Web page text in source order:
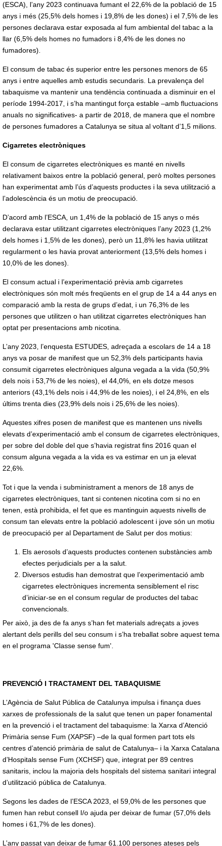
(ESCA), l’any 2023 continuava fumant el 22,6% de la població de 15
anys i més (25,5% dels homes i 19,8% de les dones) i el 7,5% de les
persones declarava estar exposada al fum ambiental del tabac a la
llar (6,5% dels homes no fumadors i 8,4% de les dones no
fumadores).
El consum de tabac és superior entre les persones menors de 65
anys i entre aquelles amb estudis secundaris. La prevalença del
tabaquisme va mantenir una tendència continuada a disminuir en el
període 1994-2017, i s’ha mantingut força estable –amb fluctuacions
anuals no significatives- a partir de 2018, de manera que el nombre
de persones fumadores a Catalunya se situa al voltant d’1,5 milions.
Cigarretes electròniques
El consum de cigarretes electròniques es manté en nivells
relativament baixos entre la població general, però moltes persones
han experimentat amb l’ús d’aquests productes i la seva utilització a
l’adolescència és un motiu de preocupació.
D’acord amb l’ESCA, un 1,4% de la població de 15 anys o més
declarava estar utilitzant cigarretes electròniques l’any 2023 (1,2%
dels homes i 1,5% de les dones), però un 11,8% les havia utilitzat
regularment o les havia provat anteriorment (13,5% dels homes i
10,0% de les dones).
El consum actual i l’experimentació prèvia amb cigarretes
electròniques són molt més freqüents en el grup de 14 a 44 anys en
comparació amb la resta de grups d’edat, i un 76,3% de les
persones que utilitzen o han utilitzat cigarretes electròniques han
optat per presentacions amb nicotina.
L’any 2023, l’enquesta ESTUDES, adreçada a escolars de 14 a 18
anys va posar de manifest que un 52,3% dels participants havia
consumit cigarretes electròniques alguna vegada a la vida (50,9%
dels nois i 53,7% de les noies), el 44,0%, en els dotze mesos
anteriors (43,1% dels nois i 44,9% de les noies), i el 24,8%, en els
últims trenta dies (23,9% dels nois i 25,6% de les noies).
Aquestes xifres posen de manifest que es mantenen uns nivells
elevats d’experimentació amb el consum de cigarretes electròniques,
per sobre del doble del que s’havia registrat fins 2016 quan el
consum alguna vegada a la vida es va estimar en un ja elevat
22,6%.
Tot i que la venda i subministrament a menors de 18 anys de
cigarretes electròniques, tant si contenen nicotina com si no en
tenen, està prohibida, el fet que es mantinguin aquests nivells de
consum tan elevats entre la població adolescent i jove són un motiu
de preocupació per al Departament de Salut per dos motius:
Els aerosols d’aquests productes contenen substàncies amb
efectes perjudicials per a la salut.
Diversos estudis han demostrat que l’experimentació amb
cigarretes electròniques incrementa sensiblement el risc
d’iniciar-se en el consum regular de productes del tabac
convencionals.
Per això, ja des de fa anys s’han fet materials adreçats a joves
alertant dels perills del seu consum i s’ha treballat sobre aquest tema
en el programa 'Classe sense fum'.
PREVENCIÓ I TRACTAMENT DEL TABAQUISME
L’Agència de Salut Pública de Catalunya impulsa i finança dues
xarxes de professionals de la salut que tenen un paper fonamental
en la prevenció i el tractament del tabaquisme: la Xarxa d’Atenció
Primària sense Fum (XAPSF) –de la qual formen part tots els
centres d’atenció primària de salut de Catalunya– i la Xarxa Catalana
d’Hospitals sense Fum (XCHSF) que, integrat per 89 centres
sanitaris, inclou la majoria dels hospitals del sistema sanitari integral
d’utilització pública de Catalunya.
Segons les dades de l’ESCA 2023, el 59,0% de les persones que
fumen han rebut consell I/o ajuda per deixar de fumar (57,0% dels
homes i 61,7% de les dones).
L’any passat van deixar de fumar 61.100 persones ateses pels